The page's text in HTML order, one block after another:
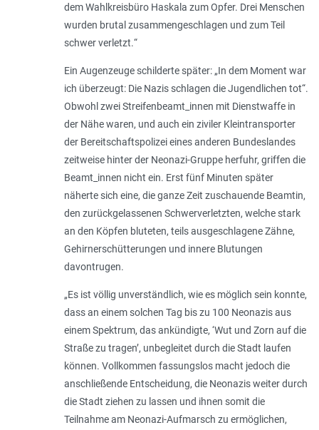
dem Wahlkreisbüro Haskala zum Opfer. Drei Menschen
wurden brutal zusammengeschlagen und zum Teil
schwer verletzt.“
Ein Augenzeuge schilderte später: „In dem Moment war
ich überzeugt: Die Nazis schlagen die Jugendlichen tot“.
Obwohl zwei Streifenbeamt_innen mit Dienstwaffe in
der Nähe waren, und auch ein ziviler Kleintransporter
der Bereitschaftspolizei eines anderen Bun­deslandes
zeitweise hinter der Neonazi-Gruppe herfuhr, griffen die
Beamt_innen nicht ein. Erst fünf Minuten später
näherte sich eine, die ganze Zeit zuschauende Beamtin,
den zurückgelassenen Schwerverletzten, welche stark
an den Köpfen bluteten, teils ausgeschlagene Zähne,
Gehirnerschütterungen und innere Blutungen
davontrugen.
„Es ist völlig unverständlich, wie es möglich sein konnte,
dass an einem solchen Tag bis zu 100 Neonazis aus
einem Spektrum, das ankündigte, ‘Wut und Zorn auf die
Straße zu tragen’, unbegleitet durch die Stadt laufen
können. Vollkommen fassungslos macht jedoch die
anschließende Entscheidung, die Neonazis weiter durch
die Stadt ziehen zu lassen und ihnen somit die
Teilnahme am Neonazi-Aufmarsch zu ermöglichen,